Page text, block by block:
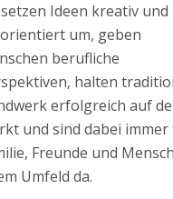
Ideen kreativ und
um, geben
berufliche
halten
erfolgreich auf
und sind dabei
Freunde und
Umfeld da.